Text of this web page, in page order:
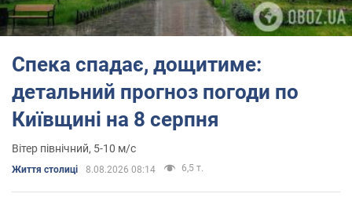
Спека спадає, дощитиме:
детальний прогноз погоди по
Київщині на 8 серпня
Вітер північний, 5-10 м/с
Життя столиці 8.08.2026 08:14 6,5 т.